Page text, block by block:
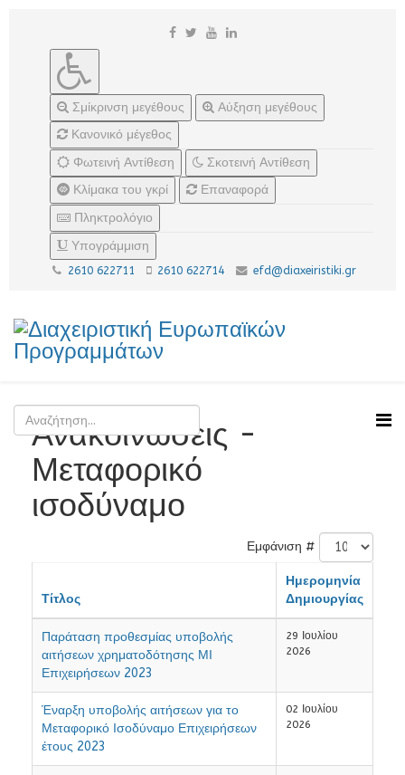
Σμίκρινση μεγέθους
Αύξηση μεγέθους
Κανονικό μέγεθος
Φωτεινή Αντίθεση
Σκοτεινή Αντίθεση
Κλίμακα του γκρί
Επαναφορά
Πληκτρολόγιο
Υπογράμμιση
2610 622711 2610 622714 efd@diaxeiristiki.gr
Ανακοινώσεις -
Μεταφορικό
ισοδύναμο
Εμφάνιση #
Τίτλος
Ημερομηνία
Δημιουργίας
Παράταση προθεσμίας υποβολής
αιτήσεων χρηματοδότησης ΜΙ
Επιχειρήσεων 2023
29 Ιουλίου
2026
Έναρξη υποβολής αιτήσεων για το
Μεταφορικό Ισοδύναμο Επιχειρήσεων
έτους 2023
02 Ιουλίου
2026